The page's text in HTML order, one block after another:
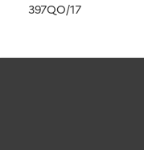
397QO/17